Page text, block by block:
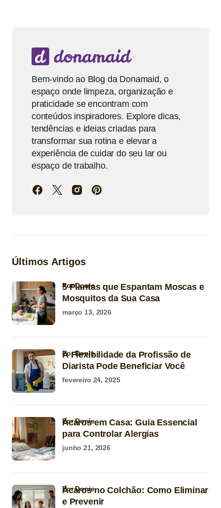
Bem-vindo ao Blog da Donamaid, o
espaço onde limpeza, organização e
praticidade se encontram com
conteúdos inspiradores. Explore dicas,
tendências e ideias criadas para
transformar sua rotina e elevar a
experiência de cuidar do seu lar ou
espaço de trabalho.
Últimos Artigos
5 Plantas que Espantam Moscas e
Mosquitos da Sua Casa
por Donie
março 13, 2026
A Flexibilidade da Profissão de
Diarista Pode Beneficiar Você
por Donie
fevereiro 24, 2025
Ácaros em Casa: Guia Essencial
para Controlar Alergias
por Donie
junho 21, 2026
Ácaros no Colchão: Como Eliminar
e Prevenir
por Donie